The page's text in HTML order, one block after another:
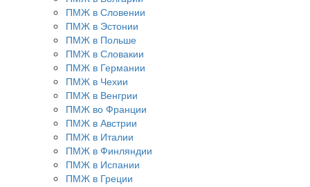
ПМЖ в Словении
ПМЖ в Эстонии
ПМЖ в Польше
ПМЖ в Словакии
ПМЖ в Германии
ПМЖ в Чехии
ПМЖ в Венгрии
ПМЖ во Франции
ПМЖ в Австрии
ПМЖ в Италии
ПМЖ в Финляндии
ПМЖ в Испании
ПМЖ в Греции